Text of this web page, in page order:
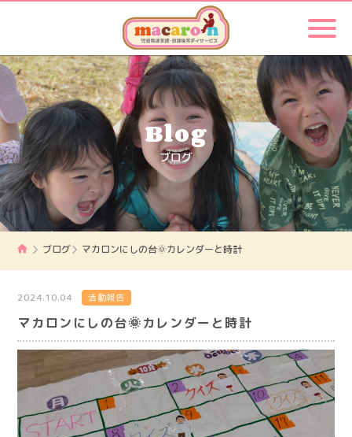
Blog
ブログ
ブログ マカロンにしの台🌞カレンダーと時計
2024.10.04 活動報告
マカロンにしの台🌞カレンダーと時計